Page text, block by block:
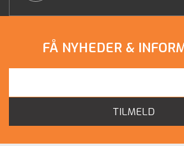
FÅ NYHEDER &
TILMELD